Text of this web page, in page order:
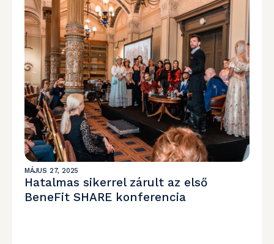
MÁJUS 27, 2025
Hatalmas sikerrel zárult az első
BeneFit SHARE konferencia